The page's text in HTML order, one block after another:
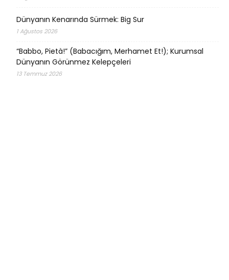
Dünyanın Kenarında Sürmek: Big Sur
1 Ağustos 2026
“Babbo, Pietà!” (Babacığım, Merhamet Et!); Kurumsal
Dünyanın Görünmez Kelepçeleri
13 Temmuz 2026